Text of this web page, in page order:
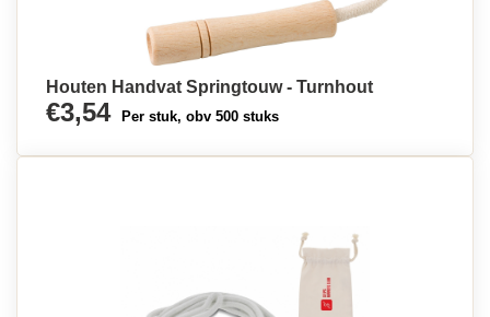
Houten Handvat Springtouw - Turnhout
€3,54 Per stuk, obv 500 stuks